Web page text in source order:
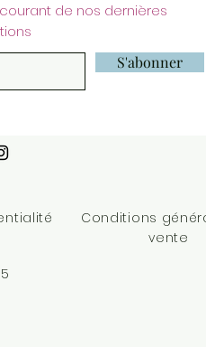
de nos dernières
S'abonner
Conditions
vente